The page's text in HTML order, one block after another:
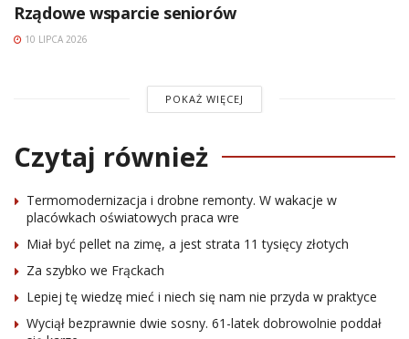
Rządowe wsparcie seniorów
10 LIPCA 2026
POKAŻ WIĘCEJ
Czytaj również
Termomodernizacja i drobne remonty. W wakacje w
placówkach oświatowych praca wre
Miał być pellet na zimę, a jest strata 11 tysięcy złotych
Za szybko we Frąckach
Lepiej tę wiedzę mieć i niech się nam nie przyda w praktyce
Wyciął bezprawnie dwie sosny. 61-latek dobrowolnie poddał